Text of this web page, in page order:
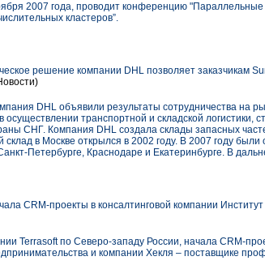
2007 года, проводит конференцию
кластеров”.
решение компании DHL позволяет заказчикам
DHL объявили результаты сотрудничества на
транспортной и складской логистики,
СНГ. Компания DHL создала склады запасных
в Москве открылся в 2002 году. В 2007 году
Петербурге, Краснодаре и Екатеринбурге. В
CRM-проекты в консалтинговой компании
Terrasoft по Северо-западу России, начала CRM-
и компании Хекля – поставщике